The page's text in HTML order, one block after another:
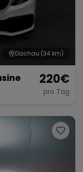
Dachau (34 km)
220€
pro Tag